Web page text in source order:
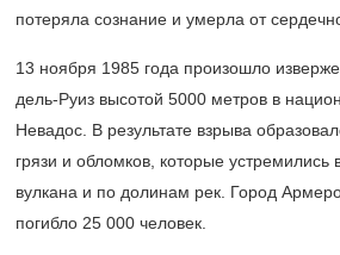
потеряла сознание и умерла от
13 ноября 1985 года произошло
дель-Руиз высотой 5000 метров в
Невадос. В результате взрыва
грязи и обломков, которые устремились
вулкана и по долинам рек. Город
погибло 25 000 человек.